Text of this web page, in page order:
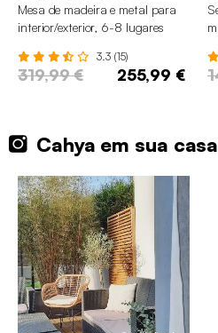
Mesa de madeira e metal para
interior/exterior, 6-8 lugares
3.3 (15)
319,99 € 255,99 €
Cahya em sua casa